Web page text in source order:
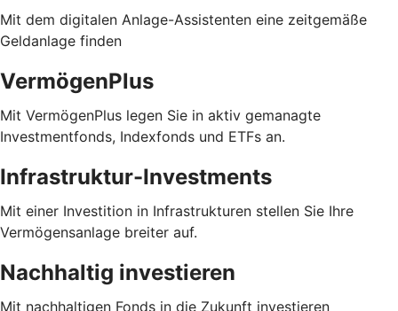
Mit dem digitalen Anlage-Assistenten eine zeitgemäße
Geldanlage finden
VermögenPlus
Mit VermögenPlus legen Sie in aktiv gemanagte
Investmentfonds, Indexfonds und ETFs an.
Infrastruktur-Investments
Mit einer Investition in Infrastrukturen stellen Sie Ihre
Vermögensanlage breiter auf.
Nachhaltig investieren
Mit nachhaltigen Fonds in die Zukunft investieren